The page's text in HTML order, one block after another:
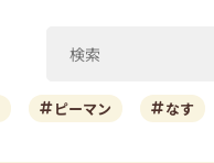
ピーマン なす